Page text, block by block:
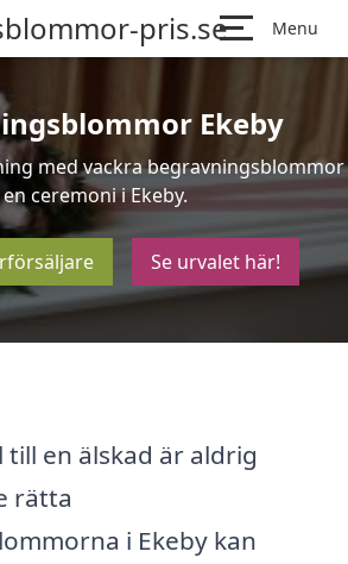
pris.se Menu
Ekeby
med vackra begravningsblommor
ceremoni i Ekeby.
Se urvalet här!
en älskad är aldrig
rätta
i Ekeby kan